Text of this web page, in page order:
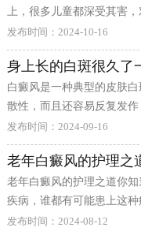
上，很多儿童都深受其害
免受疾病之苦，小孩该怎么
发布时间：2024-10-16
身上长的白斑很久了
白癜风是一种典型的皮肤
散性，而且还容易反复发
疗。身上长的白斑很久了一
发布时间：2024-09-16
老年白癜风的护理之
老年白癜风的护理之道你
疾病，谁都有可能患上这
易患上这种疾病，而且老
发布时间：2024-08-12